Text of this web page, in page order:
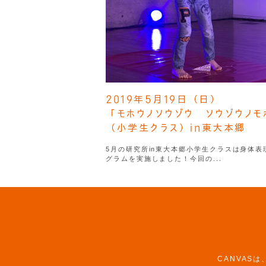
2019年5月19日（日）
「モホウノソウゾウ ソウゾウノモ
（小学生クラス）in東大本郷
5月の研究所in東大本郷小学生クラスは身体表
グラムを実施しました！今回の...
CANVASは